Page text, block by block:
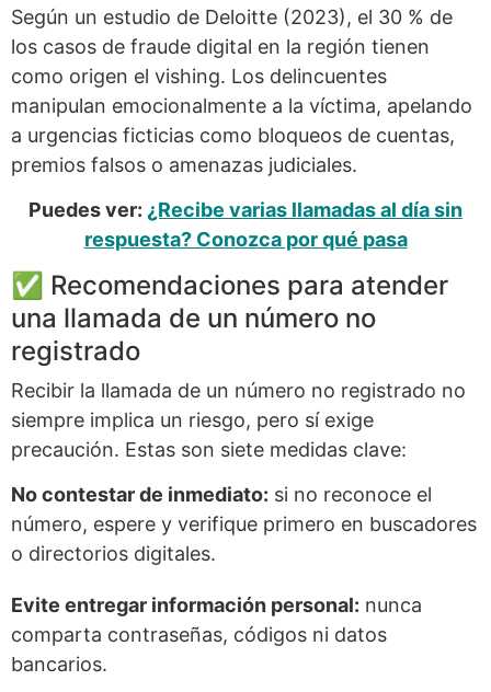
Según un estudio de Deloitte (2023), el 30 % de
los casos de fraude digital en la región tienen
como origen el vishing. Los delincuentes
manipulan emocionalmente a la víctima, apelando
a urgencias ficticias como bloqueos de cuentas,
premios falsos o amenazas judiciales.
Puedes ver: ¿Recibe varias llamadas al día sin
respuesta? Conozca por qué pasa
✅ Recomendaciones para atender
una llamada de un número no
registrado
Recibir la llamada de un número no registrado no
siempre implica un riesgo, pero sí exige
precaución. Estas son siete medidas clave:
No contestar de inmediato: si no reconoce el
número, espere y verifique primero en buscadores
o directorios digitales.
Evite entregar información personal: nunca
comparta contraseñas, códigos ni datos
bancarios.